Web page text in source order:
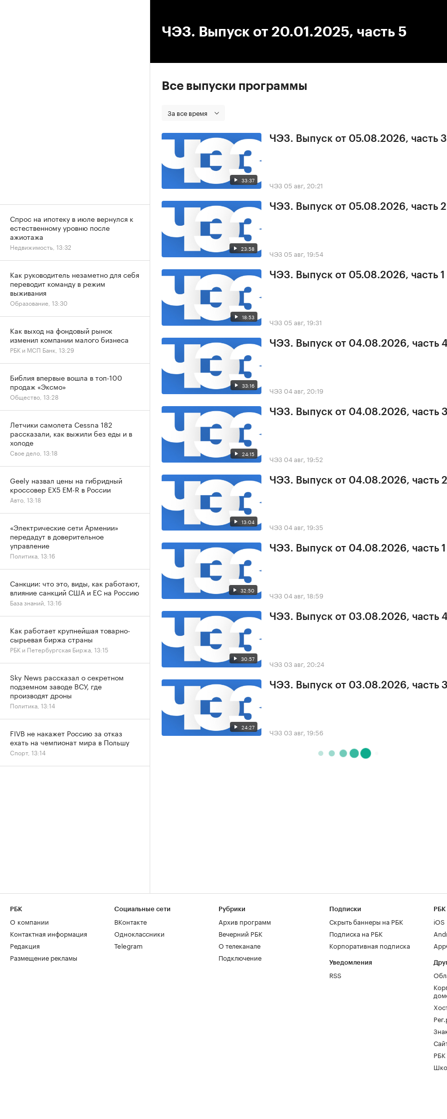
ЧЭЗ. Выпуск от 20.01.2025, часть 5
Все выпуски программы
За все время
33:37
ЧЭЗ. Выпуск от 05.08.2026, часть 3
ЧЭЗ 05 авг, 20:21
23:58
ЧЭЗ. Выпуск от 05.08.2026, часть 2
ЧЭЗ 05 авг, 19:54
18:53
ЧЭЗ. Выпуск от 05.08.2026, часть 1
ЧЭЗ 05 авг, 19:31
33:16
ЧЭЗ. Выпуск от 04.08.2026, часть
ЧЭЗ 04 авг, 20:19
24:15
ЧЭЗ. Выпуск от 04.08.2026, часть
ЧЭЗ 04 авг, 19:52
13:04
ЧЭЗ. Выпуск от 04.08.2026, часть 2
ЧЭЗ 04 авг, 19:35
32:50
ЧЭЗ. Выпуск от 04.08.2026, часть 1
ЧЭЗ 04 авг, 18:59
30:57
ЧЭЗ. Выпуск от 03.08.2026, часть
ЧЭЗ 03 авг, 20:24
24:27
ЧЭЗ. Выпуск от 03.08.2026, часть
ЧЭЗ 03 авг, 19:56
Спрос на ипотеку в июле вернулся к
естественному уровню после
ажиотажа
Недвижимость, 13:32
Как руководитель незаметно для себя
переводит команду в режим
выживания
Образование, 13:30
Как выход на фондовый рынок
изменил компании малого бизнеса
РБК и МСП Банк, 13:29
Библия впервые вошла в топ-100
продаж «Эксмо»
Общество, 13:28
Летчики самолета Cessna 182
рассказали, как выжили без еды и в
холоде
Свое дело, 13:18
Geely назвал цены на гибридный
кроссовер EX5 EM-R в России
Авто, 13:18
«Электрические сети Армении»
передадут в доверительное
управление
Политика, 13:16
Санкции: что это, виды, как работают,
влияние санкций США и ЕС на Россию
База знаний, 13:16
Как работает крупнейшая товарно-
сырьевая биржа страны
РБК и Петербургская Биржа, 13:15
Sky News рассказал о секретном
подземном заводе ВСУ, где
производят дроны
Политика, 13:14
FIVB не накажет Россию за отказ
ехать на чемпионат мира в Польшу
Спорт, 13:14
РБК
О компании
Контактная информация
Редакция
Размещение рекламы
Социальные сети
ВКонтакте
Одноклассники
Telegram
Рубрики
Архив программ
Вечерний РБК
О телеканале
Подключение
Подписки
Скрыть баннеры на РБК
Подписка на РБК
Корпоративная подписка
Уведомления
RSS
РБК
iOS